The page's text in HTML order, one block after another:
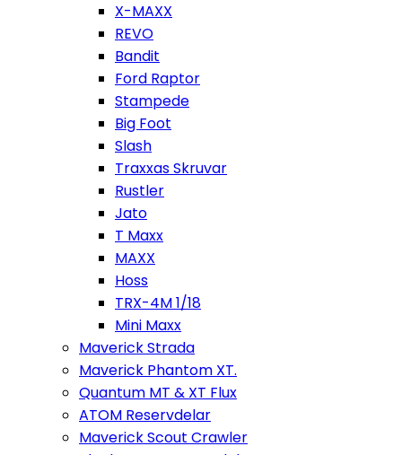
X-MAXX
REVO
Bandit
Ford Raptor
Stampede
Big Foot
Slash
Traxxas Skruvar
Rustler
Jato
T Maxx
MAXX
Hoss
TRX-4M 1/18
Mini Maxx
Maverick Strada
Maverick Phantom XT.
Quantum MT & XT Flux
ATOM Reservdelar
Maverick Scout Crawler